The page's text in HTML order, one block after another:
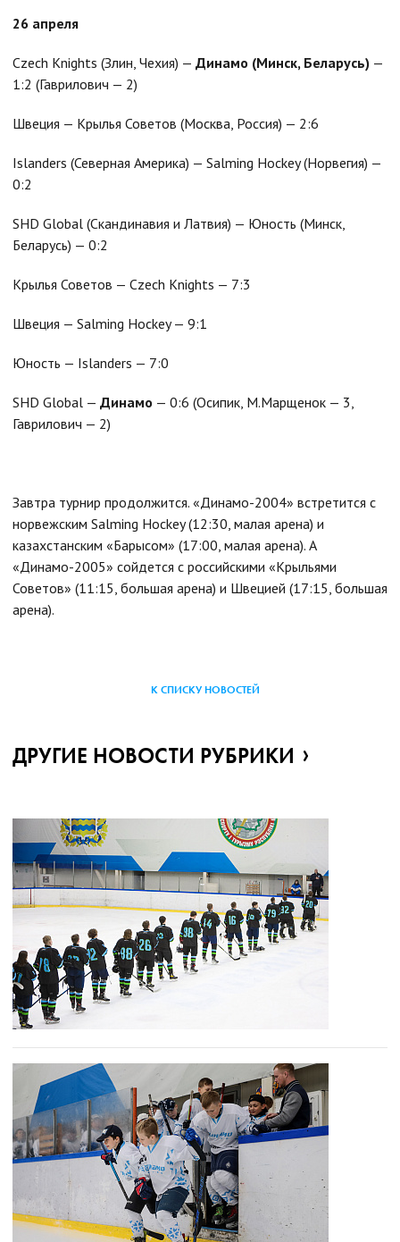
26 апреля
Czech Knights (Злин, Чехия) — Динамо (Минск, Беларусь) —
1:2 (Гаврилович — 2)
Швеция — Крылья Советов (Москва, Россия) — 2:6
Islanders (Северная Америка) — Salming Hockey (Норвегия) —
0:2
SHD Global (Скандинавия и Латвия) — Юность (Минск,
Беларусь) — 0:2
Крылья Советов — Czech Knights — 7:3
Швеция — Salming Hockey — 9:1
Юность — Islanders — 7:0
SHD Global — Динамо — 0:6 (Осипик, М.Марщенок — 3,
Гаврилович — 2)
Завтра турнир продолжится. «Динамо-2004» встретится с
норвежским Salming Hockey (12:30, малая арена) и
казахстанским «Барысом» (17:00, малая арена). А
«Динамо-2005» сойдется с российскими «Крыльями
Советов» (11:15, большая арена) и Швецией (17:15, большая
арена).
К СПИСКУ НОВОСТЕЙ
ДРУГИЕ НОВОСТИ РУБРИКИ